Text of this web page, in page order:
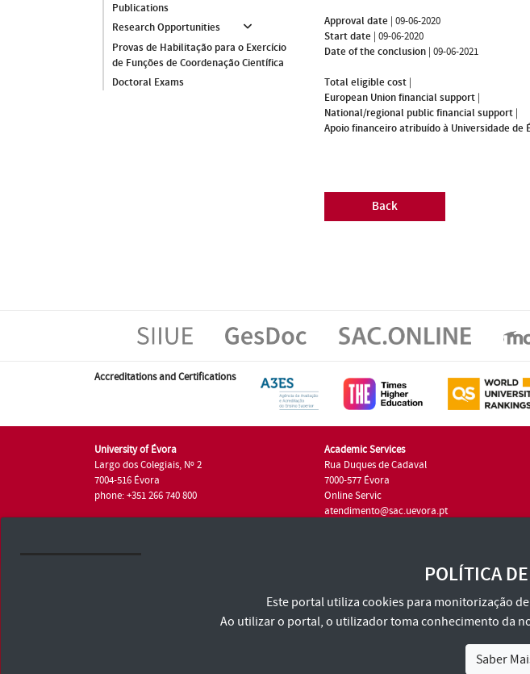
Publications
Research Opportunities
Provas de Habilitação para o Exercício
de Funções de Coordenação Científica
Doctoral Exams
Approval date | 09-06-2020
Start date | 09-06-2020
Date of the conclusion | 09-06-2021
Total eligible cost |
European Union financial support |
National/regional public financial support |
Apoio financeiro atribuído à Universidade de
Back
Accreditations and Certifications
University of Évora
Largo dos Colegiais, Nº 2
7004-516 Évora
phone: +351 266 740 800
Academic Services
Rua Duques de Cadaval
7000-577 Évora
Online Servic
atendimento@sac.uevora.pt
Terms and Conditions and Privacy Policy
POLÍTICA
Este portal utiliza cookies para monitorização
Ao utilizar o portal, o utilizador toma conhecimento da
Saber